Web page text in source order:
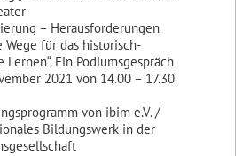
– Herausforderungen
Wege für das historisch-
Lernen“. Ein Podiumsgespräch
2021 von 14.00 – 17.30
von ibim e.V. /
Bildungswerk in der